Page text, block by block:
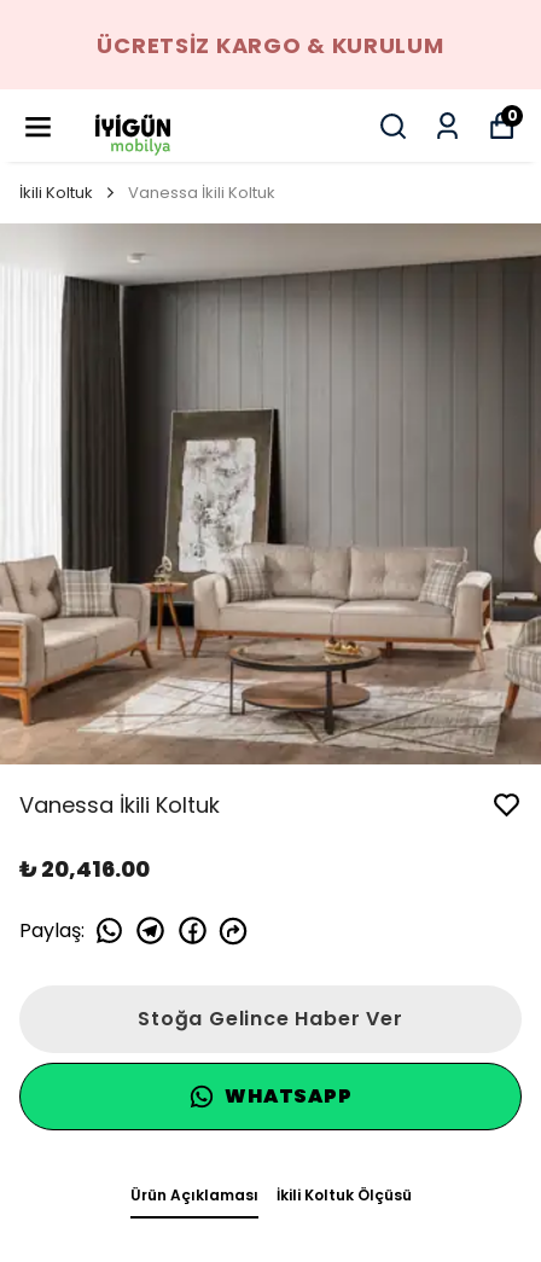
ÜCRETSIZ KARGO & KURULUM
0
İkili Koltuk Vanessa İkili Koltuk
Vanessa İkili Koltuk
₺ 20,416.00
Paylaş:
Stoğa Gelince Haber Ver
WHATSAPP
Ürün Açıklaması İkili Koltuk Ölçüsü